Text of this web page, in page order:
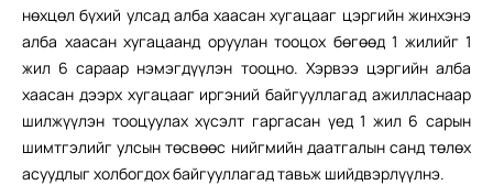
нөхцөл бүхий улсад алба хаасан хугацааг цэргийн жинхэнэ
алба хаасан хугацаанд оруулан тооцох бөгөөд 1 жилийг 1
жил 6 сараар нэмэгдүүлэн тооцно. Хэрвээ цэргийн алба
хаасан дээрх хугацааг иргэний байгууллагад ажилласнаар
шилжүүлэн тооцуулах хүсэлт гаргасан үед 1 жил 6 сарын
шимтгэлийг улсын төсвөөс нийгмийн даатгалын санд төлөх
асуудлыг холбогдох байгууллагад тавьж шийдвэрлүүлнэ.